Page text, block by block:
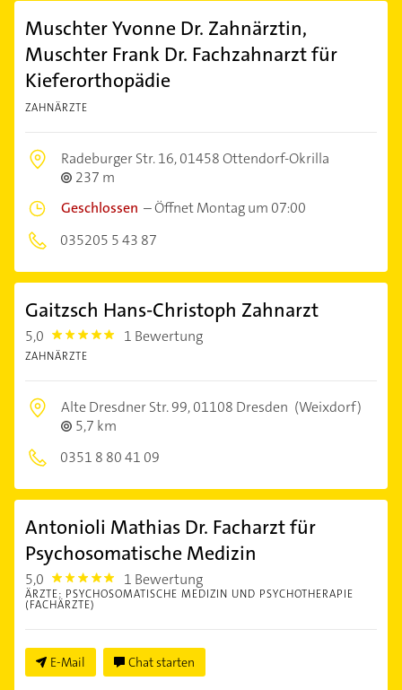
Muschter Yvonne Dr. Zahnärztin,
Muschter Frank Dr. Fachzahnarzt für
Kieferorthopädie
ZAHNÄRZTE
Radeburger Str. 16,01458 Ottendorf-Okrilla
237 m
Geschlossen –Öffnet Montag um 07:00
035205 5 43 87
Gaitzsch Hans-Christoph Zahnarzt
5,0 5.0 1 Bewertung
ZAHNÄRZTE
Alte Dresdner Str. 99,01108 Dresden (Weixdorf)
5,7 km
0351 8 80 41 09
Antonioli Mathias Dr. Facharzt für
Psychosomatische Medizin
5,0 5.0 1 Bewertung
ÄRZTE: PSYCHOSOMATISCHE MEDIZIN UND PSYCHOTHERAPIE
(FACHÄRZTE)
E-Mail Chat starten